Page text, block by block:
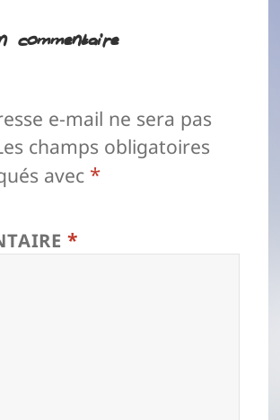
commentaire
e-mail ne sera pas
champs obligatoires
avec *
*